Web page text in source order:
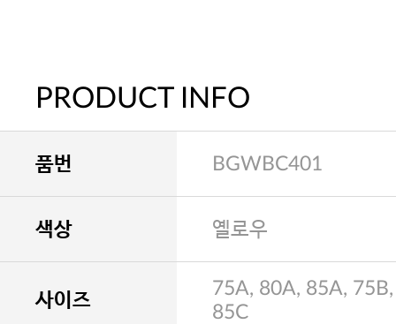
PRODUCT INFO
품번 BGWBC401
색상 옐로우
사이즈
75A, 80A, 85A,
85C